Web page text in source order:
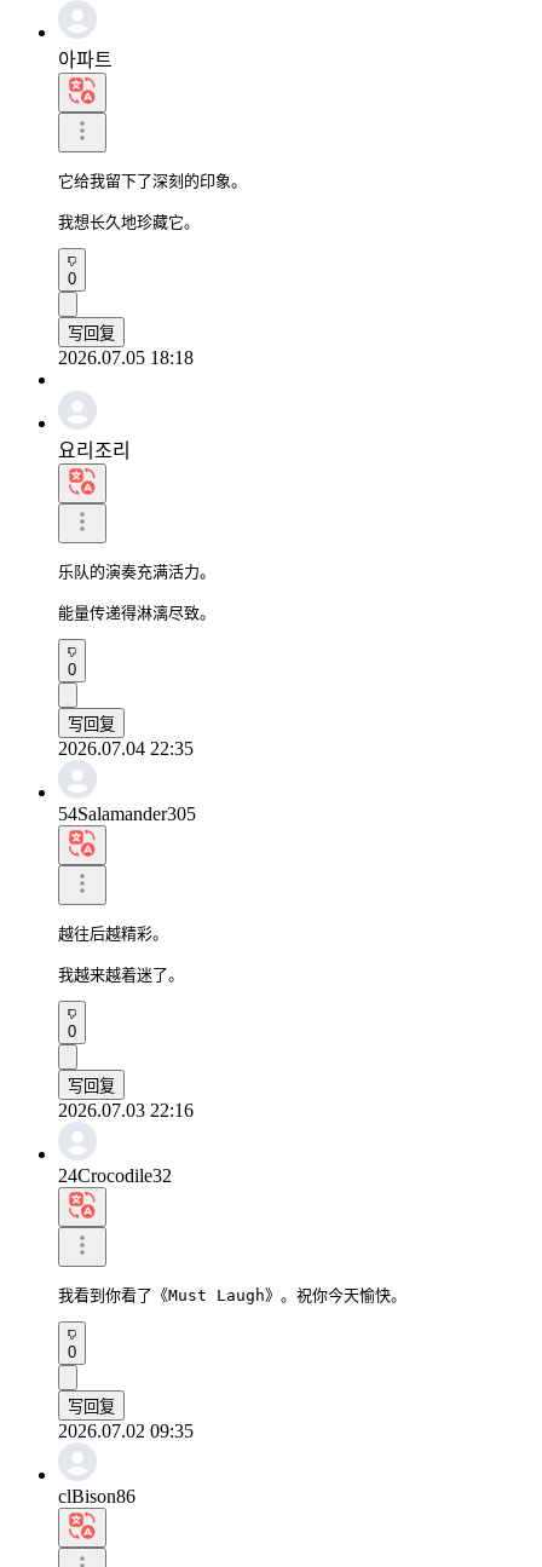
아파트
它给我留下了深刻的印象。
我想长久地珍藏它。
0
写回复
2026.07.05 18:18
요리조리
乐队的演奏充满活力。
能量传递得淋漓尽致。
0
写回复
2026.07.04 22:35
54Salamander305
越往后越精彩。
我越来越着迷了。
0
写回复
2026.07.03 22:16
24Crocodile32
我看到你看了《Must Laugh》。祝你今天愉快。
0
写回复
2026.07.02 09:35
clBison86